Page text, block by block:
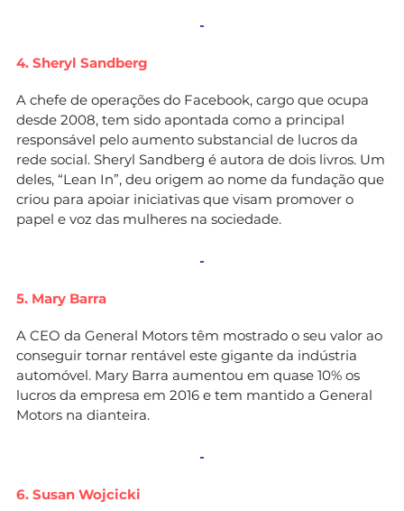
4. Sheryl Sandberg
A chefe de operações do Facebook, cargo que ocupa
desde 2008, tem sido apontada como a principal
responsável pelo aumento substancial de lucros da
rede social. Sheryl Sandberg é autora de dois livros. Um
deles, “Lean In”, deu origem ao nome da fundação que
criou para apoiar iniciativas que visam promover o
papel e voz das mulheres na sociedade.
5. Mary Barra
A CEO da General Motors têm mostrado o seu valor ao
conseguir tornar rentável este gigante da indústria
automóvel. Mary Barra aumentou em quase 10% os
lucros da empresa em 2016 e tem mantido a General
Motors na dianteira.
6. Susan Wojcicki